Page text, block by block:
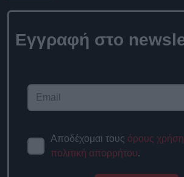
Εγγραφή στο
Αποδέχομαι τους όρους
πολιτική απορρήτου.